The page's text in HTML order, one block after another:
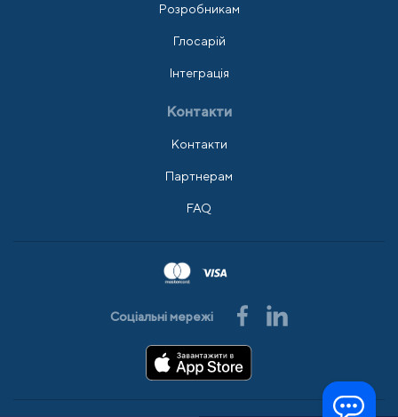
Розробникам
Глосарій
Інтеграція
Контакти
Контакти
Партнерам
FAQ
Соціальні мережі